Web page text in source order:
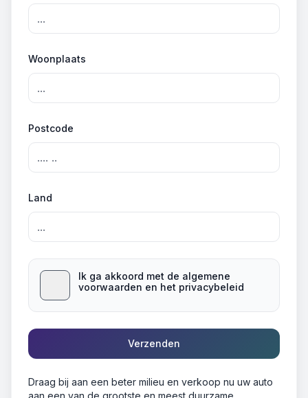
Woonplaats
Postcode
Land
Ik ga akkoord met de algemene
voorwaarden en het privacybeleid
Verzenden
Draag bij aan een beter milieu en verkoop nu uw auto
aan een van de grootste en meest duurzame